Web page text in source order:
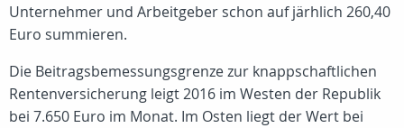
Unternehmer und Arbeitgeber schon auf järhlich 260,40
Euro summieren.
Die Beitragsbemessungsgrenze zur knappschaftlichen
Rentenversicherung leigt 2016 im Westen der Republik
bei 7.650 Euro im Monat. Im Osten liegt der Wert bei